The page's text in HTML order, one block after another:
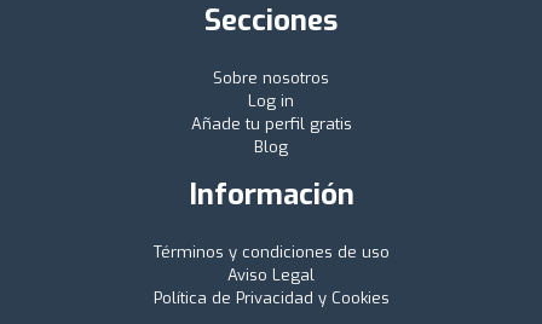
Secciones
Sobre nosotros
Log in
Añade tu perfil gratis
Blog
Información
Términos y condiciones de uso
Aviso Legal
Política de Privacidad y Cookies